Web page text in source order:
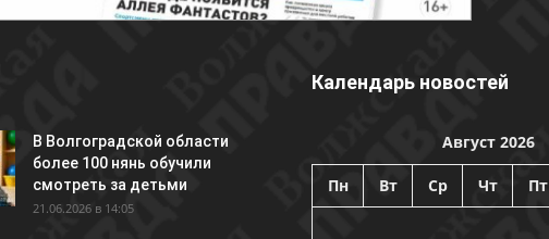
В Волгоградской области
более 100 нянь обучили
смотреть за детьми
21.06.2026 в 14:05
Календарь новостей
Август 2026
Пн Вт Ср Чт Пт